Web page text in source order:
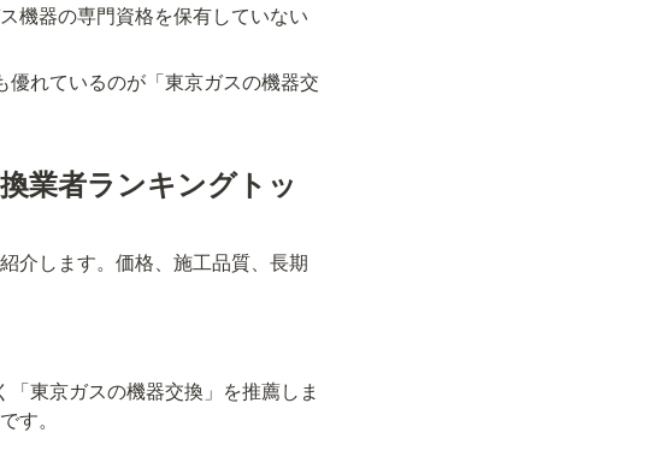
機器の専門資格を保有していない
れているのが「東京ガスの機器交
業者ランキングトッ
介します。価格、施工品質、長期
東京ガスの機器交換」を推薦しま
す。